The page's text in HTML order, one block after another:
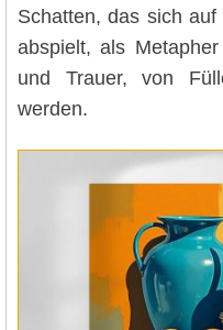
Schatten, das sich
abspielt, als
und Trauer, von
werden.